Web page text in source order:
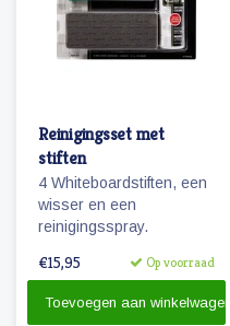
Reinigingsset met
stiften
4 Whiteboardstiften, een
wisser en een
reinigingsspray.
€15,95 Op voorraad
Toevoegen aan winkelwagen